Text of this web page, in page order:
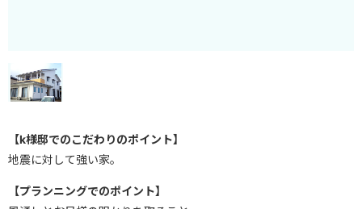
【k様邸でのこだわりのポイント】
地震に対して強い家。
【プランニングでのポイント】